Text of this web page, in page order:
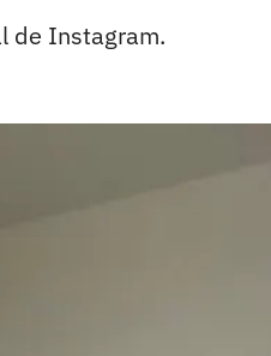
de Instagram.